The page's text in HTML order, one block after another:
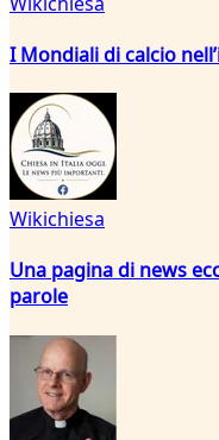
I Mondiali di calcio
Wikichiesa
Una pagina di news
parole